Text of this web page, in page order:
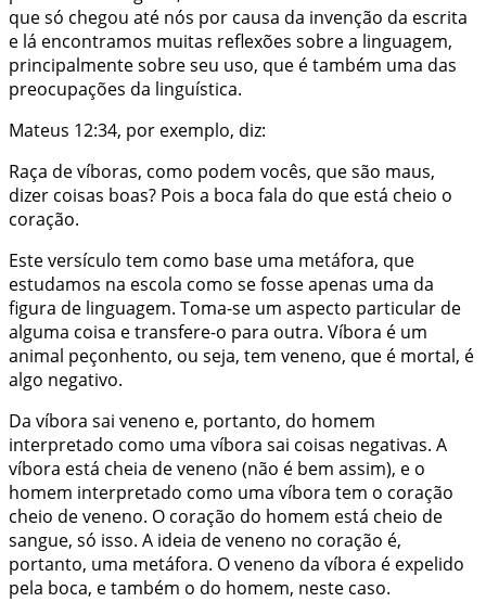
que só chegou até nós por causa da invenção da escrita
e lá encontramos muitas reflexões sobre a linguagem,
principalmente sobre seu uso, que é também uma das
preocupações da linguística.
Mateus 12:34, por exemplo, diz:
Raça de víboras, como podem vocês, que são maus,
dizer coisas boas? Pois a boca fala do que está cheio o
coração.
Este versículo tem como base uma metáfora, que
estudamos na escola como se fosse apenas uma da
figura de linguagem. Toma-se um aspecto particular de
alguma coisa e transfere-o para outra. Víbora é um
animal peçonhento, ou seja, tem veneno, que é mortal, é
algo negativo.
Da víbora sai veneno e, portanto, do homem
interpretado como uma víbora sai coisas negativas. A
víbora está cheia de veneno (não é bem assim), e o
homem interpretado como uma víbora tem o coração
cheio de veneno. O coração do homem está cheio de
sangue, só isso. A ideia de veneno no coração é,
portanto, uma metáfora. O veneno da víbora é expelido
pela boca, e também o do homem, neste caso.